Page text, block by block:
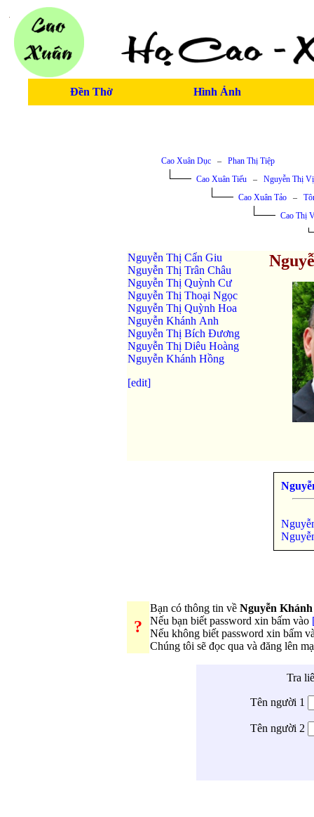
Đền Thờ Hình Ảnh
Cao Xuân Dục– Phan Thị Tiệp
Cao Xuân Tiếu– Nguyễn Thị
Cao Xuân Tảo–
Cao Thị
Nguyễn Thị Cẩn Giu
Nguyễn Thị Trân Châu
Nguyễn Thị Quỳnh Cư
Nguyễn Thị Thoại Ngọc
Nguyễn Thị Quỳnh Hoa
Nguyễn Khánh Anh
Nguyễn Thị Bích Đương
Nguyễn Thị Diêu Hoàng
Nguyễn Khánh Hồng
[edit]
?
Bạn có thông tin về Nguyễn
Nếu bạn biết password xin bấm vào
Nếu không biết password xin bấm
Chúng tôi sẽ đọc qua và đăng lên
Tra
Tên người 1
Tên người 2